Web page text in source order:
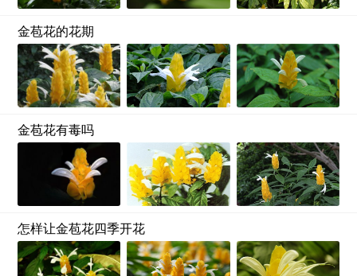
金苞花的花期
金苞花有毒吗
怎样让金苞花四季开花